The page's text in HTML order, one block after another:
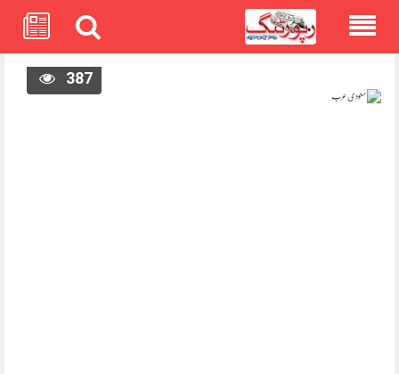
387